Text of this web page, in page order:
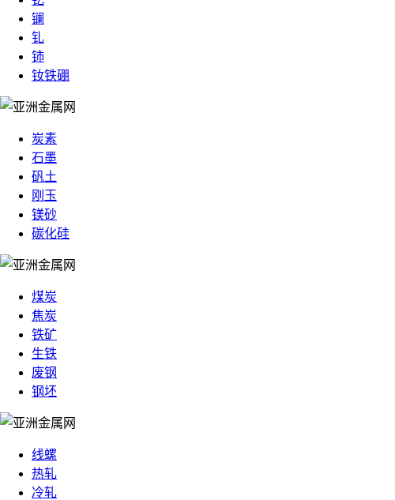
镧
钆
铈
钕铁硼
炭素
石墨
矾土
刚玉
镁砂
碳化硅
煤炭
焦炭
铁矿
生铁
废钢
钢坯
线螺
热轧
冷轧